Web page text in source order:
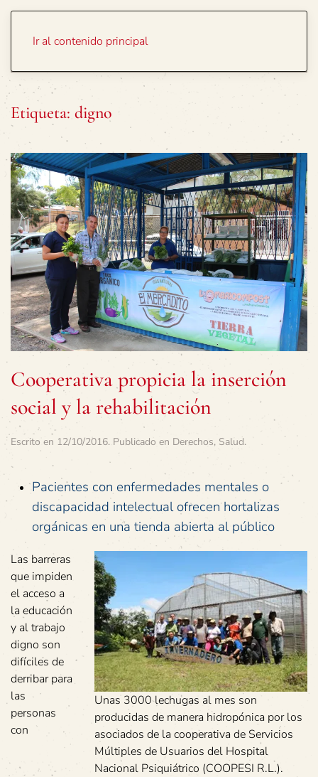
Ir al contenido principal
Etiqueta: digno
Cooperativa propicia la inserción
social y la rehabilitación
Escrito en 12/10/2016. Publicado en Derechos, Salud.
Pacientes con enfermedades mentales o
discapacidad intelectual ofrecen hortalizas
orgánicas en una tienda abierta al público
Unas 3000 lechugas al mes son
producidas de manera hidropónica por los
asociados de la cooperativa de Servicios
Múltiples de Usuarios del Hospital
Nacional Psiquiátrico (COOPESI R.L.).
Las barreras
que impiden
el acceso a
la educación
y al trabajo
digno son
difíciles de
derribar para
las
personas
con